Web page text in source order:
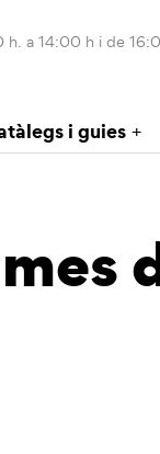
h. a 14:00 h i de
i guies